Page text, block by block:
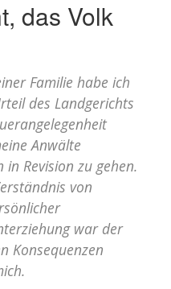
das Volk
Familie habe ich
des Landgerichts
Anwälte
Revision zu gehen.
von
war der
Konsequenzen